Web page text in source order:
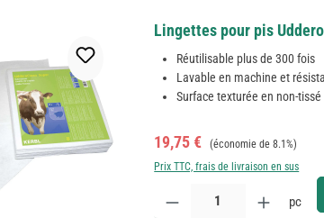
Lingettes pour pis
Réutilisable plus de 300 fois
Lavable en machine et
Surface texturée en non-
Prix de vente :
19,75 € Prix régulier :
(économie de 8.1%)
Prix TTC, frais de livraison en sus
Quantité de produit : Entrez la
pc